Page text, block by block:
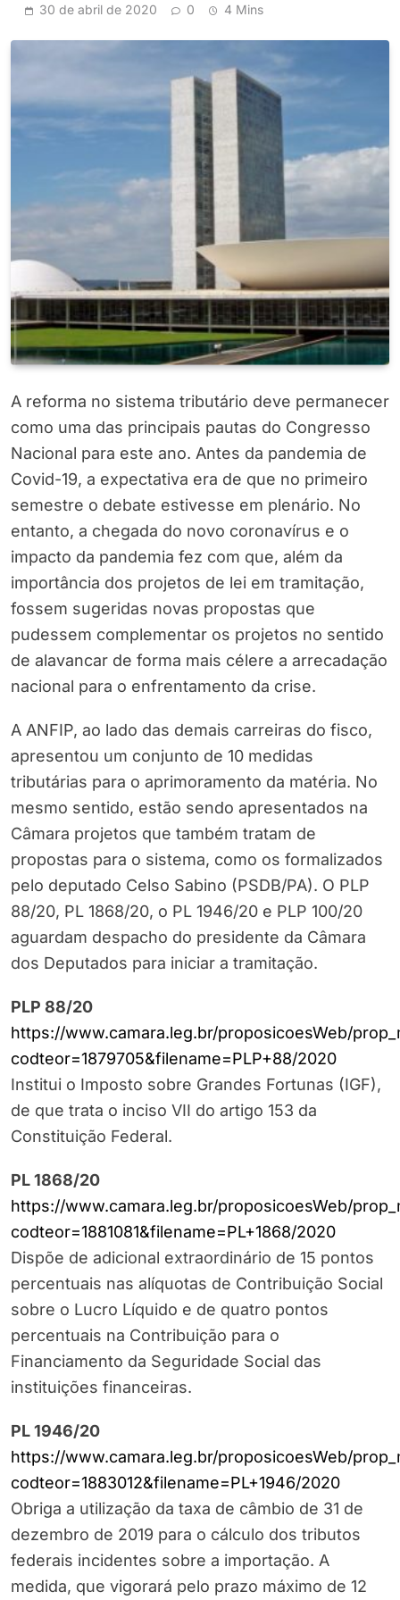
30 de abril de 2020 0 4 Mins
A reforma no sistema tributário deve permanecer
como uma das principais pautas do Congresso
Nacional para este ano. Antes da pandemia de
Covid-19, a expectativa era de que no primeiro
semestre o debate estivesse em plenário. No
entanto, a chegada do novo coronavírus e o
impacto da pandemia fez com que, além da
importância dos projetos de lei em tramitação,
fossem sugeridas novas propostas que
pudessem complementar os projetos no sentido
de alavancar de forma mais célere a arrecadação
nacional para o enfrentamento da crise.
A ANFIP, ao lado das demais carreiras do fisco,
apresentou um conjunto de 10 medidas
tributárias para o aprimoramento da matéria. No
mesmo sentido, estão sendo apresentados na
Câmara projetos que também tratam de
propostas para o sistema, como os formalizados
pelo deputado Celso Sabino (PSDB/PA). O PLP
88/20, PL 1868/20, o PL 1946/20 e PLP 100/20
aguardam despacho do presidente da Câmara
dos Deputados para iniciar a tramitação.
PLP 88/20
https://www.camara.leg.br/proposicoesWeb/
codteor=1879705&filename=PLP+88/2020
Institui o Imposto sobre Grandes Fortunas (IGF),
de que trata o inciso VII do artigo 153 da
Constituição Federal.
PL 1868/20
https://www.camara.leg.br/proposicoesWeb/
codteor=1881081&filename=PL+1868/2020
Dispõe de adicional extraordinário de 15 pontos
percentuais nas alíquotas de Contribuição Social
sobre o Lucro Líquido e de quatro pontos
percentuais na Contribuição para o
Financiamento da Seguridade Social das
instituições financeiras.
PL 1946/20
https://www.camara.leg.br/proposicoesWeb/
codteor=1883012&filename=PL+1946/2020
Obriga a utilização da taxa de câmbio de 31 de
dezembro de 2019 para o cálculo dos tributos
federais incidentes sobre a importação. A
medida, que vigorará pelo prazo máximo de 12